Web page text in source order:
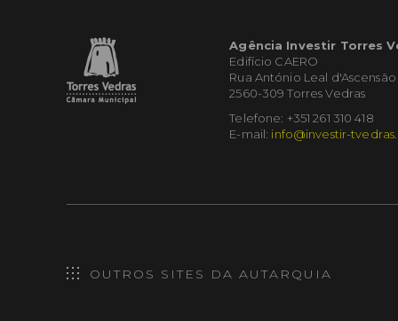
Agência Investir Torres
Edifício CAERO
Rua António Leal d'Ascensão
2560-309 Torres Vedras
Telefone: +351 261 310 418
E-mail: info@investir-
OUTROS SITES DA AUTARQUIA